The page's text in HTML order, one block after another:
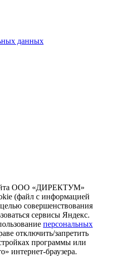
данных
ООО «ДИРЕКТУМ»
(файл с информацией
совершенствования
сервисы Яндекс.
персональных
отключить/запретить
программы или
интернет-браузера.